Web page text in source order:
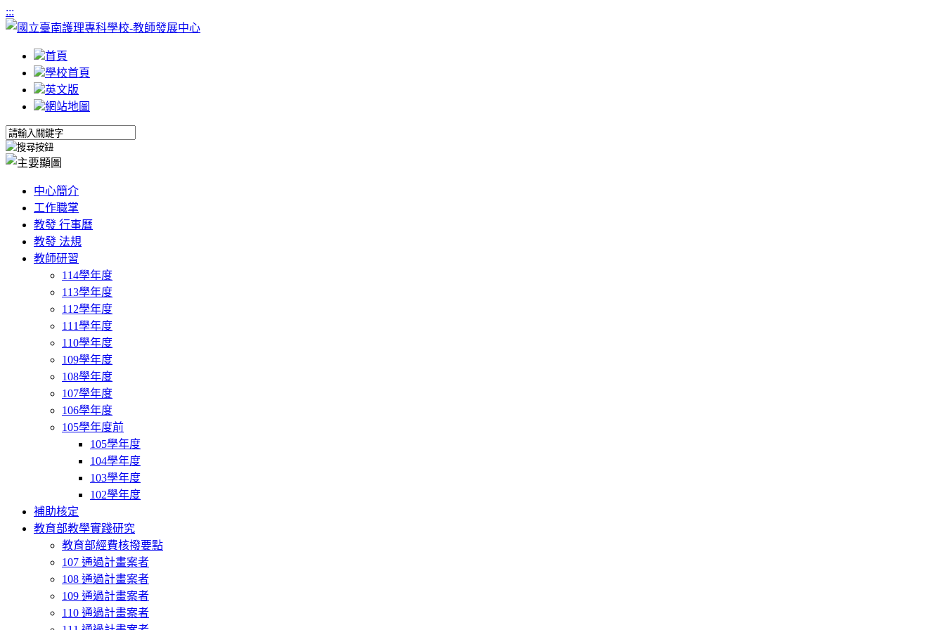
:::
首頁
學校首頁
英文版
網站地圖
中心簡介
工作職掌
教發 行事曆
教發 法規
教師研習
114學年度
113學年度
112學年度
111學年度
110學年度
109學年度
108學年度
107學年度
106學年度
105學年度前
105學年度
104學年度
103學年度
102學年度
補助核定
教育部教學實踐研究
教育部經費核撥要點
107 通過計畫案者
108 通過計畫案者
109 通過計畫案者
110 通過計畫案者